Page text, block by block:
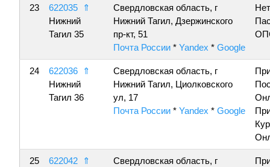
23 622035
⇑
Нижний
Тагил 35
Свердловская область, г
Нижний Тагил, Дзержинского
пр-кт, 51
Почта России * Yandex * Google
24 622036
⇑
Нижний
Тагил 36
Свердловская область, г
Нижний Тагил, Циолковского
ул, 17
Почта России * Yandex * Google
25 622042
⇑
Свердловская область, г